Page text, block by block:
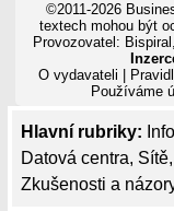
Hlavní rubriky:
Datová centra, Sítě,
Zkušenosti a
©2011-2026
textech mohou být
Provozovatel:
O vydavateli
Používáme